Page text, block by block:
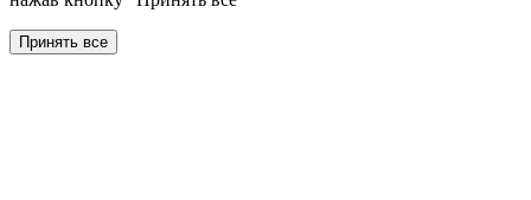
Принять все